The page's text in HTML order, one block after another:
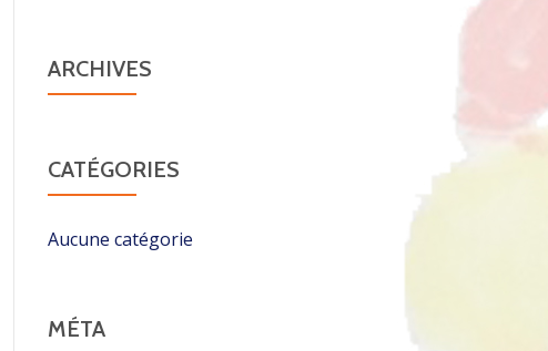
ARCHIVES
CATÉGORIES
Aucune catégorie
MÉTA